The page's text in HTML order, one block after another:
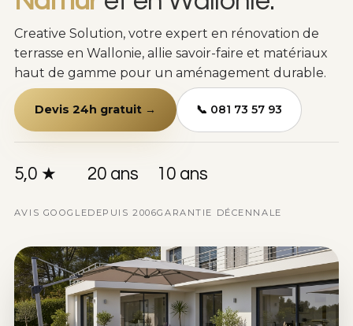
Creative Solution, votre expert en rénovation de
terrasse en Wallonie, allie savoir-faire et matériaux
haut de gamme pour un aménagement durable.
Devis 24h gratuit → 📞 081 73 57 93
5,0 ★
AVIS GOOGLE
20 ans
DEPUIS 2006
10 ans
GARANTIE DÉCENNALE